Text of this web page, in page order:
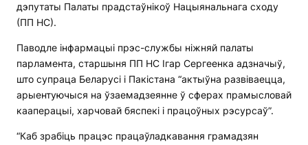
дэпутаты Палаты прадстаўнікоў Нацыянальнага сходу
(ПП НС).
Паводле інфармацыі прэс-службы ніжняй палаты
парламента, старшыня ПП НС Ігар Сергеенка адзначыў,
што супраца Беларусі і Пакістана “актыўна развіваецца,
арыентуючыся на ўзаемадзеянне ў сферах прамысловай
кааперацыі, харчовай бяспекі і працоўных рэсурсаў”.
“Каб зрабіць працэс працаўладкавання грамадзян